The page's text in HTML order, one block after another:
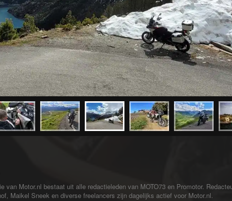
van Motor.nl bestaat uit alle redactieleden van MOTO73 en Promotor.
Maikel Sneek en diverse freelancers zijn dagelijks actief voor Motor.nl.